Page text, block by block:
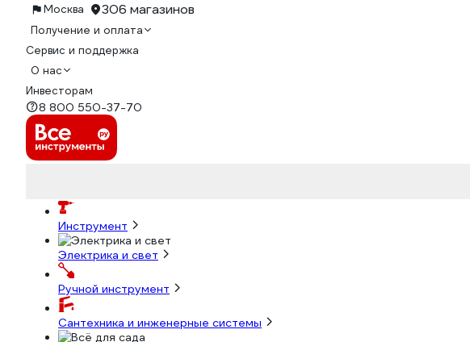
Москва 306 магазинов
Получение и оплата
Сервис и поддержка
О нас
Инвесторам
8 800 550-37-70
Инструмент
Электрика и свет
Ручной инструмент
Сантехника и инженерные системы